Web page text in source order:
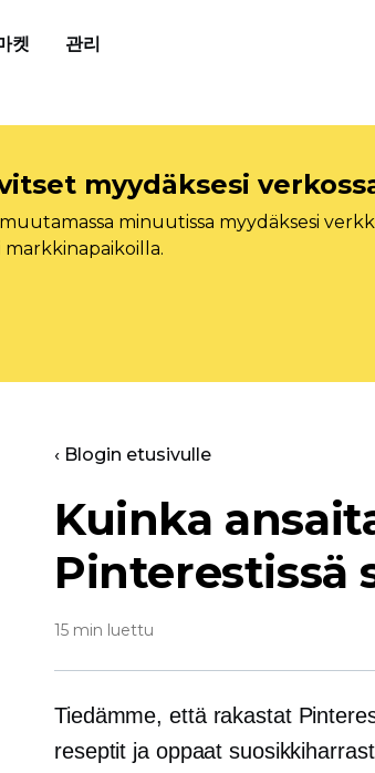
켓 관리
myydäksesi
minuutissa myydäksesi
markkinapaikoilla.
‹ Blogin etusivulle
Kuinka
Pinterestissä
15 min luettu
Tiedämme, että rakastat
reseptit ja oppaat